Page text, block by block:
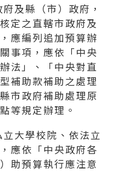
及縣（市）政府，
定之直轄市政府及
應編列追加預算辦
事項，應依「中央
法」、「中央對直
補助款補助之處理
市政府補助處理原
等規定辦理。
立大學校院、依法立
應依「中央政府各
助預算執行應注意